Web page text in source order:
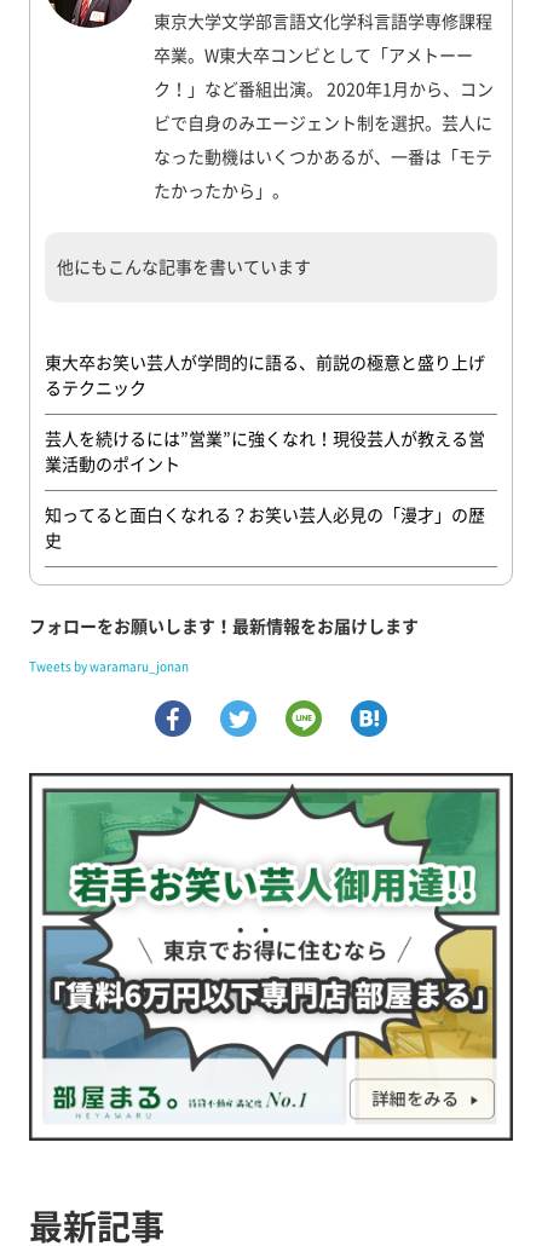
東京大学文学部言語文化学科言語学専修課程
卒業。W東大卒コンビとして「アメトーー
ク！」など番組出演。 2020年1月から、コン
ビで自身のみエージェント制を選択。芸人に
なった動機はいくつかあるが、一番は「モテ
たかったから」。
他にもこんな記事を書いています
東大卒お笑い芸人が学問的に語る、前説の極意と盛り上げ
るテクニック
芸人を続けるには”営業”に強くなれ！現役芸人が教える営
業活動のポイント
知ってると面白くなれる？お笑い芸人必見の「漫才」の歴
史
フォローをお願いします！最新情報をお届けします
Tweets by waramaru_jonan
最新記事